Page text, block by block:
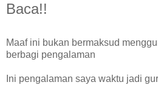
Baca!!
Maaf ini bukan bermaksud
berbagi pengalaman
Ini pengalaman saya waktu jadi